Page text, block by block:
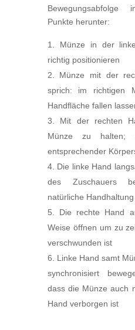
Punkte herunter:
Münze in der
richtig positionieren
Münze mit der
sprich: im richtigen
Handfläche fallen
Mit der rechten
Münze zu halten;
entsprechender
Die linke Hand
des Zuschauers
natürliche
Die rechte Hand
Weise öffnen um zu
verschwunden ist
Linke Hand samt
synchronisiert
dass die Münze auch
Hand verborgen ist